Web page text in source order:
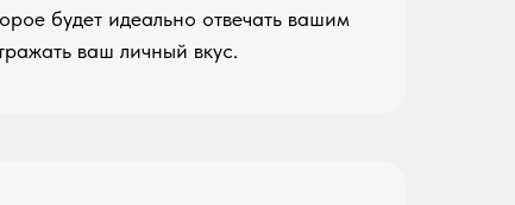
будет идеально отвечать вашим
ваш личный вкус.